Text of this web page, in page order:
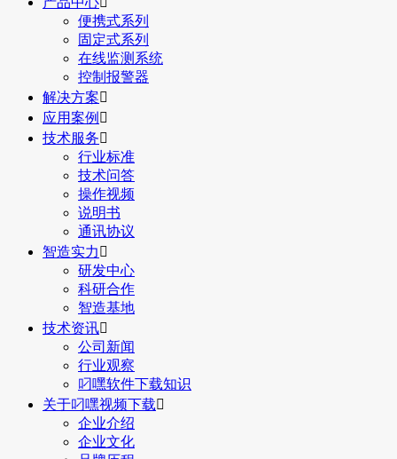
便携式系列
固定式系列
在线监测系统
控制报警器
解决方案
应用案例 
技术服务
行业标准
技术问答
操作视频
说明书
通讯协议
智造实力 
研发中心
科研合作
智造基地
技术资讯
公司新闻
行业观察
叼嘿软件下载知识
关于叼嘿视频下载
企业介绍
企业文化